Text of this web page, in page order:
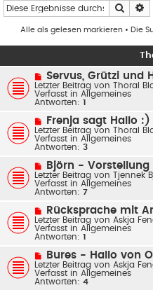
Suche
Alle als gelesen markieren • Die
N
e
u
e
B
e
i
t
r
g
Servus, Grützi und
Letzter Beitrag von Thoral
Verfasst in Allgemeines
Antworten: 1
e
u
e
B
e
i
t
r
g
Frenja sagt Hallo :)
Letzter Beitrag von Thoral
Verfasst in Allgemeines
Antworten: 3
e
u
e
B
e
i
t
r
g
Björn - Vorstellung
Letzter Beitrag von Tjennek
Verfasst in Allgemeines
Antworten: 7
e
u
e
B
e
i
t
r
Rücksprache mit
Letzter Beitrag von Askja
Verfasst in Allgemeines
Antworten: 1
e
u
e
Bures - Hallo von
Letzter Beitrag von Askja
Verfasst in Allgemeines
Antworten: 4